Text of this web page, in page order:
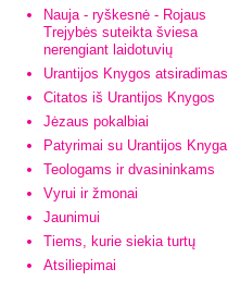
Nauja - ryškesnė - Rojaus
Trejybės suteikta šviesa
nerengiant laidotuvių
Urantijos Knygos atsiradimas
Citatos iš Urantijos Knygos
Jėzaus pokalbiai
Patyrimai su Urantijos Knyga
Teologams ir dvasininkams
Vyrui ir žmonai
Jaunimui
Tiems, kurie siekia turtų
Atsiliepimai